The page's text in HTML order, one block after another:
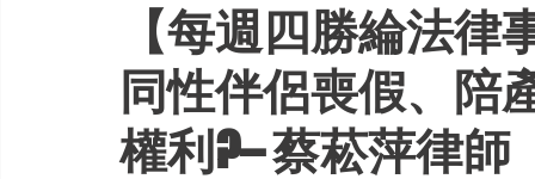
【每週四勝綸法
同性伴侶喪假、陪
權利?– 蔡菘萍律師